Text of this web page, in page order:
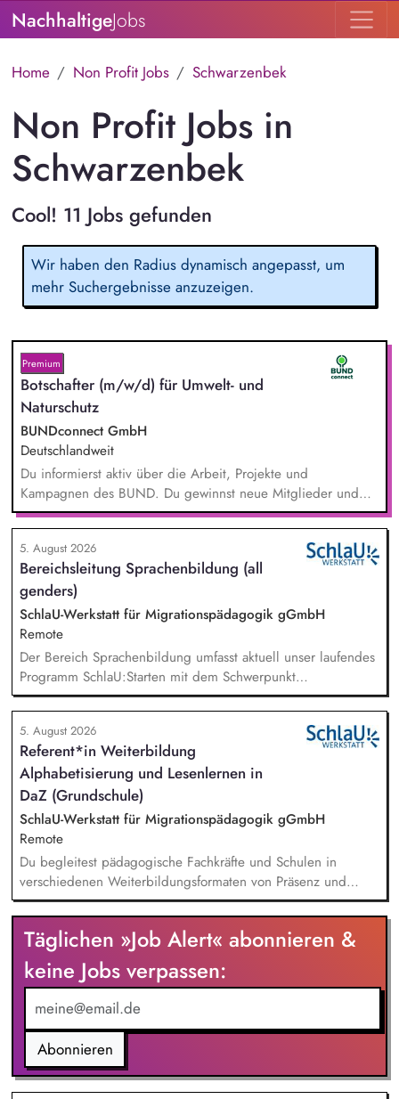
NachhaltigeJobs
Home Non Profit Jobs Schwarzenbek
Non Profit Jobs in
Schwarzenbek
Cool! 11 Jobs gefunden
Wir haben den Radius dynamisch angepasst, um
mehr Suchergebnisse anzuzeigen.
Premium
Botschafter (m/w/d) für Umwelt- und
Naturschutz
BUNDconnect GmbH
Deutschlandweit
Du informierst aktiv über die Arbeit, Projekte und
Kampagnen des BUND. Du gewinnst neue Mitglieder und
stärkst damit langfristig den Umwelt- und Naturschutz. Du
beantwortest Fragen zu Umwelt-, Arten- und Klimaschutz nach
bestem Wissen und Gewissen. Du unterstützt Kampagnen
und Aktionen, beispielsweise durch das Sammeln von
Unterschriften für Petitionen.
5. August 2026
Bereichsleitung Sprachenbildung (all
genders)
SchlaU-Werkstatt für Migrationspädagogik gGmbH
Remote
Der Bereich Sprachenbildung umfasst aktuell unser laufendes
Programm SchlaU:Starten mit dem Schwerpunkt
"Alphabetisierung in DaZ für die Grundschule" sowie
zukünftig weitere auf Unterrichtsmaterial bezogene Projekte
mit den Schwerpunkten sprachensensibles und
rassismuskritisches Deutschlernen von der Grundschule bis in
die Berufliche Bildung. Der Bereich Sprachenbildung
entwickelt in seinen Projekten dazu zielgruppengerechte und
innovative Unterrichtsmaterialien und begleitet pädagogische
Fachkräfte mit daran angeschlossenen
Weiterbildungsangeboten online wie offline.
5. August 2026
Referent*in Weiterbildung
Alphabetisierung und Lesenlernen in
DaZ (Grundschule)
SchlaU-Werkstatt für Migrationspädagogik gGmbH
Remote
Du begleitest pädagogische Fachkräfte und Schulen in
verschiedenen Weiterbildungsformaten von Präsenz und
Online-Workshops bis hin zu pädogischen Tagen und erstellst
Online-Selbstlernkurse für unsere Plattform schlau-lernen.org.
Die inhaltlichen Schwerpunkte liegen dabei auf den
Bereichen Lesen lernen, Mehrsprachigkeitsbewusstsein und
Alphabetisierung in der Grundschule.
Täglichen »Job Alert« abonnieren &
keine Jobs verpassen:
Abonnieren